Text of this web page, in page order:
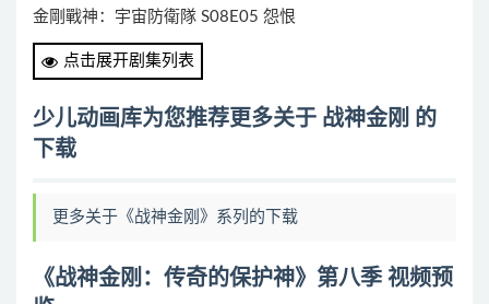
金剛戰神：宇宙防衛隊 S08E05 怨恨
金剛戰神：宇宙防衛隊 S08E06 起源
金剛戰神：宇宙防衛隊 S08E07 第 47 天
金剛戰神：宇宙防衛隊 S08E09 光之騎士（上）
金剛戰神：宇宙防衛隊 S08E10 光之騎士（下）
金剛戰神：宇宙防衛隊 S08E13 結束就是開始
点击展开剧集列表
少儿动画库为您推荐更多关于 战神金刚 的
下载
更多关于《战神金刚》系列的下载
《战神金刚：传奇的保护神》第八季 视频预